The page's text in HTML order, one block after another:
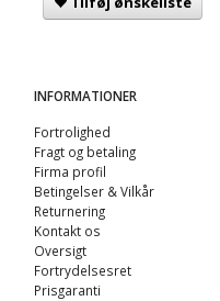
INFORMATIONER
Fortrolighed
Fragt og betaling
Firma profil
Betingelser & Vilkår
Returnering
Kontakt os
Oversigt
Fortrydelsesret
Prisgaranti